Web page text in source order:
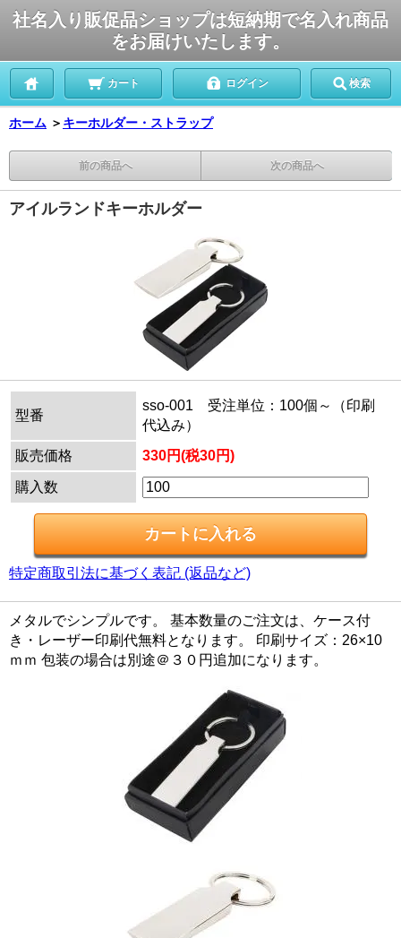
社名入り販促品ショップは短納期で名入れ商品
をお届けいたします。
カート ログイン 検索
ホーム ＞ キーホルダー・ストラップ
前の商品へ 次の商品へ
アイルランドキーホルダー
型番
sso-001 受注単位：100個～（印刷
代込み）
販売価格
330円(税30円)
購入数
特定商取引法に基づく表記 (返品など)
メタルでシンプルです。 基本数量のご注文は、ケース付
き・レーザー印刷代無料となります。 印刷サイズ：26×10
ｍｍ 包装の場合は別途＠３０円追加になります。